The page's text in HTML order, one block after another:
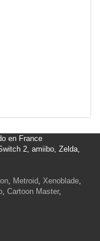
en France
2, amiibo, Zelda,
, Metroid, Xenoblade,
, Cartoon Master,